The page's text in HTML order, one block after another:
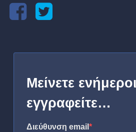
Μείνετε
εγγραφείτε…
Διεύθυνση email